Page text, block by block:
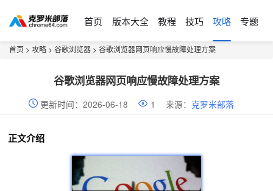
首页 版本大全 教程 技巧 攻略 专题
首页 > 攻略 > 谷歌浏览器 > 谷歌浏览器网页响应慢故障处理方案
谷歌浏览器网页响应慢故障处理方案
更新时间：2026-06-18 1 来源： 克罗米部落
正文介绍